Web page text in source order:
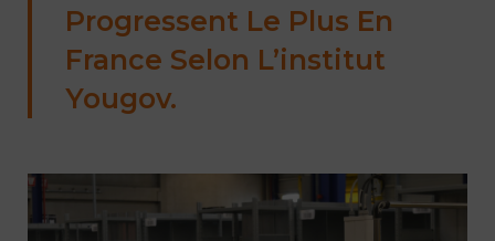
Progressent Le Plus En
France Selon L’institut
Yougov.